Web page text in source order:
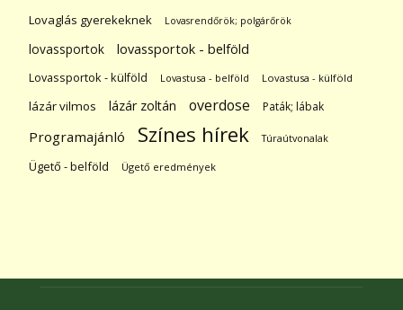
Lovaglás gyerekeknek Lovasrendőrök; polgárőrök
lovassportok lovassportok - belföld
Lovassportok - külföld Lovastusa - belföld Lovastusa - külföld
lázár vilmos lázár zoltán overdose Paták; lábak
Programajánló Színes hírek Túraútvonalak
Ügető - belföld Ügető eredmények